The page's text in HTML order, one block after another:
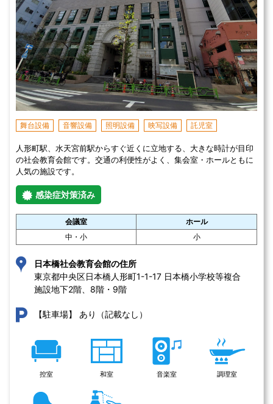
舞台設備 音響設備 照明設備 映写設備 託児室
人形町駅、水天宮前駅からすぐ近くに立地する、大きな時計が目印
の社会教育会館です。交通の利便性がよく、集会室・ホールともに
人気の施設です。
感染症対策済み
会議室
ホール
中・小
小
日本橋社会教育会館の住所
東京都中央区日本橋人形町1-1-17 日本橋小学校等複合
施設地下2階、8階・9階
【駐車場】 あり（記載なし）
控室 和室 音楽室 調理室